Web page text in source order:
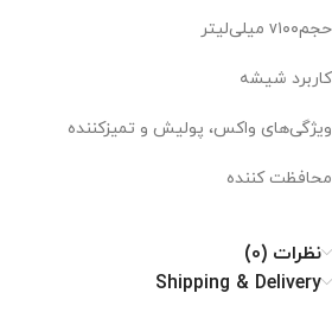
حجمv۱۰۰ میلی‌لیتر
کاربرد شیشه
ویژگی‌های واکس، پولیش و تمیزکننده
محافظت کننده
نظرات (0)
Shipping & Delivery